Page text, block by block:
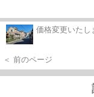
価格変更いたし
＜ 前のページ